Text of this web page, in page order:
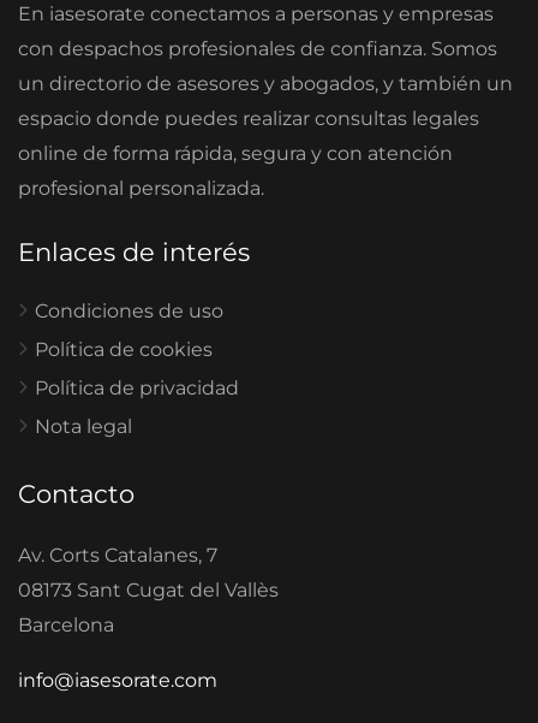
En iasesorate conectamos a personas y empresas
con despachos profesionales de confianza. Somos
un directorio de asesores y abogados, y también un
espacio donde puedes realizar consultas legales
online de forma rápida, segura y con atención
profesional personalizada.
Enlaces de interés
Condiciones de uso
Política de cookies
Política de privacidad
Nota legal
Contacto
Av. Corts Catalanes, 7
08173 Sant Cugat del Vallès
Barcelona
info@iasesorate.com